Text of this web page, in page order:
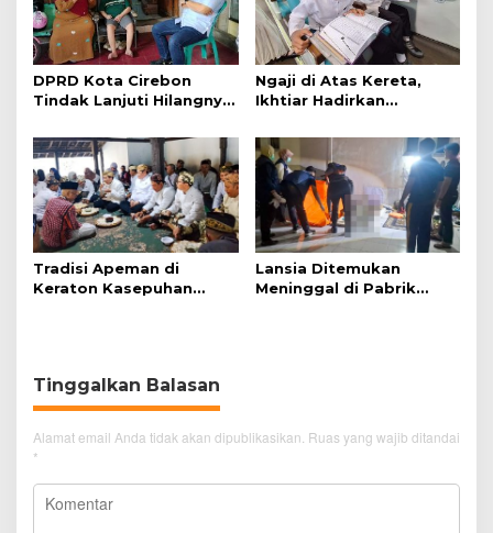
DPRD Kota Cirebon
Tindak Lanjuti Hilangnya
Disabilitas
Ngaji di Atas Kereta,
Ikhtiar Hadirkan
Nyaman
Tradisi Apeman di
Keraton Kasepuhan
Lansia Ditemukan
Meninggal di Pabrik
Tinggalkan Balasan
Alamat email Anda tidak akan dipublikasikan. Ruas yang wajib ditandai
*